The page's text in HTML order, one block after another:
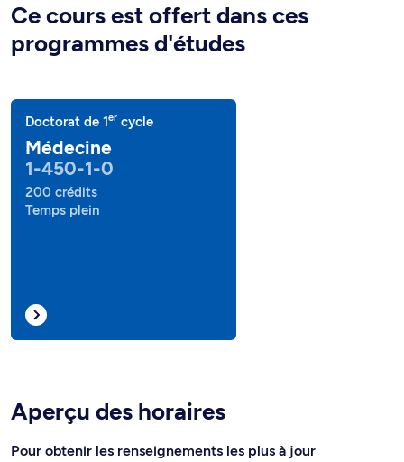
Ce cours est offert dans ces
programmes d'études
Doctorat de 1er cycle
Médecine
1-450-1-0
200 crédits
Temps plein
Aperçu des horaires
Pour obtenir les renseignements les plus à jour